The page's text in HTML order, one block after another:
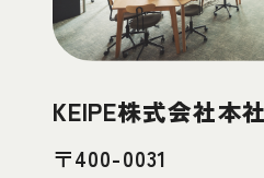
KEIPE株式会社本社
〒400-0031